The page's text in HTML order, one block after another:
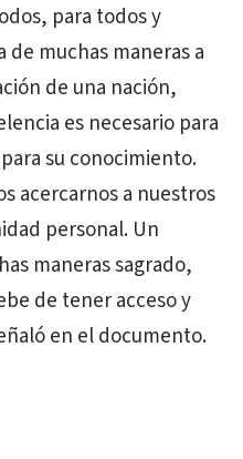
para todos y
de muchas maneras a
de una nación,
es necesario para
su conocimiento.
acercarnos a nuestros
personal. Un
maneras sagrado,
de tener acceso y
en el documento.